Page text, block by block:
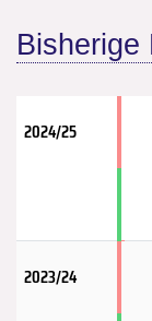
Bisherige
2024/25
2023/24